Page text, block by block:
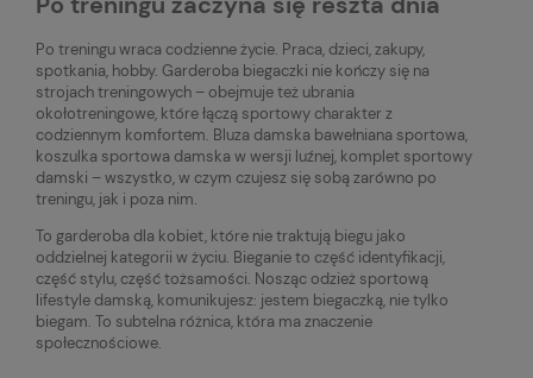
Po treningu wraca codzienne życie. Praca, dzieci, zakupy,
spotkania, hobby. Garderoba biegaczki nie kończy się na
strojach treningowych – obejmuje też ubrania
okołotreningowe, które łączą sportowy charakter z
codziennym komfortem. Bluza damska bawełniana sportowa,
koszulka sportowa damska w wersji luźnej, komplet sportowy
damski – wszystko, w czym czujesz się sobą zarówno po
treningu, jak i poza nim.
To garderoba dla kobiet, które nie traktują biegu jako
oddzielnej kategorii w życiu. Bieganie to część identyfikacji,
część stylu, część tożsamości. Nosząc odzież sportową
lifestyle damską, komunikujesz: jestem biegaczką, nie tylko
biegam. To subtelna różnica, która ma znaczenie
społecznościowe.